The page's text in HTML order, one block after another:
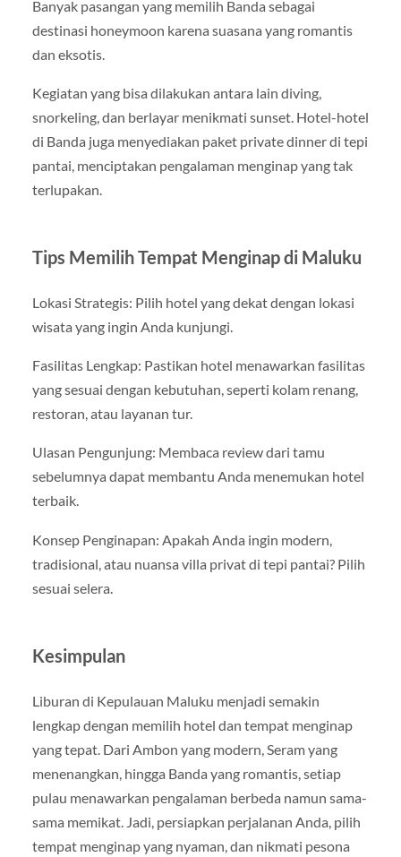
Banyak pasangan yang memilih Banda sebagai
destinasi honeymoon karena suasana yang romantis
dan eksotis.
Kegiatan yang bisa dilakukan antara lain diving,
snorkeling, dan berlayar menikmati sunset. Hotel-hotel
di Banda juga menyediakan paket private dinner di tepi
pantai, menciptakan pengalaman menginap yang tak
terlupakan.
Tips Memilih Tempat Menginap di Maluku
Lokasi Strategis: Pilih hotel yang dekat dengan lokasi
wisata yang ingin Anda kunjungi.
Fasilitas Lengkap: Pastikan hotel menawarkan fasilitas
yang sesuai dengan kebutuhan, seperti kolam renang,
restoran, atau layanan tur.
Ulasan Pengunjung: Membaca review dari tamu
sebelumnya dapat membantu Anda menemukan hotel
terbaik.
Konsep Penginapan: Apakah Anda ingin modern,
tradisional, atau nuansa villa privat di tepi pantai? Pilih
sesuai selera.
Kesimpulan
Liburan di Kepulauan Maluku menjadi semakin
lengkap dengan memilih hotel dan tempat menginap
yang tepat. Dari Ambon yang modern, Seram yang
menenangkan, hingga Banda yang romantis, setiap
pulau menawarkan pengalaman berbeda namun sama-
sama memikat. Jadi, persiapkan perjalanan Anda, pilih
tempat menginap yang nyaman, dan nikmati pesona